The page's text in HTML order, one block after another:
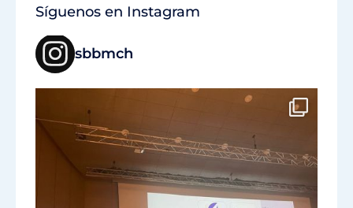
Síguenos en Instagram
sbbmch